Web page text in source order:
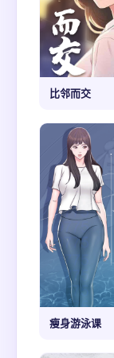
比邻而交
瘦身游泳课